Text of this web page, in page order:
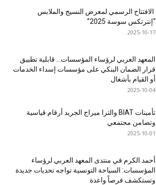
الافتتاح الرسمي لمعرض النسيج والملابس
“إنترتكس سوسة 2025”
2025-10-17
المعهد العربي لرؤساء المؤسسات… قابلية تطبيق
قرار الضمان البنكي على مؤسسات إسداء الخدمات
أو القيام بأشغال
2025-10-04
تأمينات BIAT والترا ميراج الجريد أرقام قياسية
وتضامن مجتمعي
2025-10-01
أحمد الكرم في منتدى المعهد العربي لرؤساء
المؤسسات: السياحة التونسية تواجه تحديات جديدة
وتستكشف فرصاً واعدة